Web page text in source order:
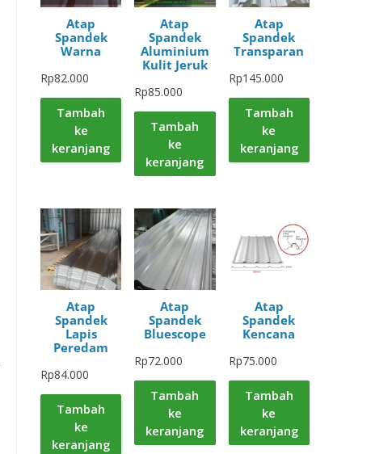
Atap
Spandek
Warna
Rp82.000
Tambah
ke
keranjang
Atap
Spandek
Aluminium
Kulit Jeruk
Rp85.000
Tambah
ke
keranjang
Atap
Spandek
Transparan
Rp145.000
Tambah
ke
keranjang
Atap
Spandek
Lapis
Peredam
Rp84.000
Tambah
ke
keranjang
Atap
Spandek
Bluescope
Rp72.000
Tambah
ke
keranjang
Atap
Spandek
Kencana
Rp75.000
Tambah
ke
keranjang